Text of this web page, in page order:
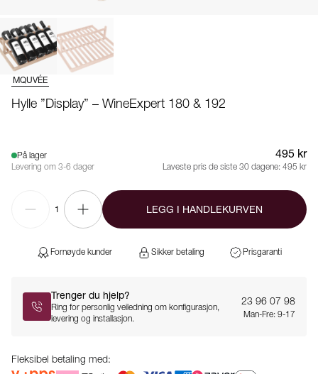
MQUVÉE
Hylle ”Display” – WineExpert 180 & 192
På lager
Levering om 3-6 dager
495 kr
Laveste pris de siste 30 dagene: 495 kr
1 LEGG I HANDLEKURVEN
Fornøyde kunder Sikker betaling Prisgaranti
Trenger du hjelp?
Ring for personlig veiledning om konfigurasjon,
levering og installasjon.
23 96 07 98
Man-Fre: 9-17
Fleksibel betaling med: